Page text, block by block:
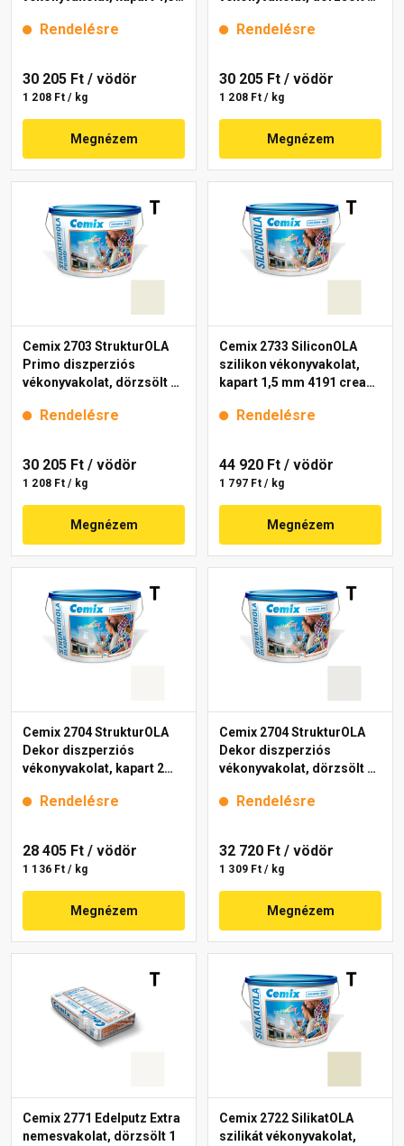
Rendelésre
30 205 Ft / vödör
1 208 Ft / kg
Megnézem
Rendelésre
30 205 Ft / vödör
1 208 Ft / kg
Megnézem
Cemix 2703 StrukturOLA
Primo diszperziós
vékonyvakolat, dörzsölt 2
Rendelésre
30 205 Ft / vödör
1 208 Ft / kg
Megnézem
Cemix 2733 SiliconOLA
szilikon vékonyvakolat,
kapart 1,5 mm 4191 cream
Rendelésre
44 920 Ft / vödör
1 797 Ft / kg
Megnézem
Cemix 2704 StrukturOLA
Dekor diszperziós
vékonyvakolat, kapart 2
Rendelésre
28 405 Ft / vödör
1 136 Ft / kg
Megnézem
Cemix 2704 StrukturOLA
Dekor diszperziós
vékonyvakolat, dörzsölt 2
Rendelésre
32 720 Ft / vödör
1 309 Ft / kg
Megnézem
Cemix 2771 Edelputz Extra
nemesvakolat, dörzsölt 1
Cemix 2722 SilikatOLA
szilikát vékonyvakolat,